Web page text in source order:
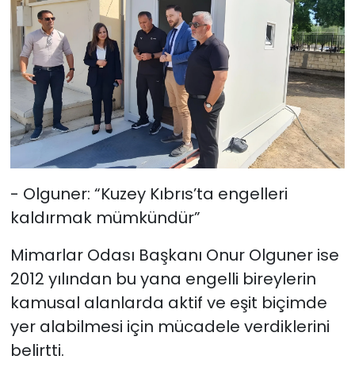
- Olguner: “Kuzey Kıbrıs’ta engelleri
kaldırmak mümkündür”
Mimarlar Odası Başkanı Onur Olguner ise
2012 yılından bu yana engelli bireylerin
kamusal alanlarda aktif ve eşit biçimde
yer alabilmesi için mücadele verdiklerini
belirtti.